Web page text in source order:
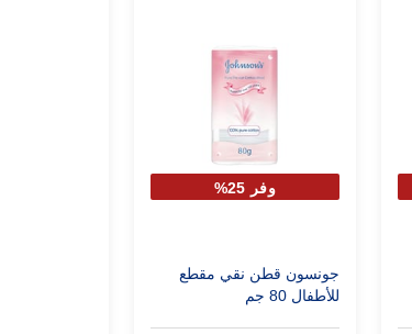
وفر 25%
جونسون قطن نقي مقطع
للأطفال 80 جم